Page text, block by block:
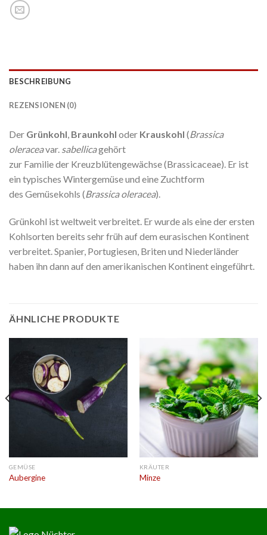
BESCHREIBUNG
REZENSIONEN (0)
Der Grünkohl, Braunkohl oder Krauskohl (Brassica
oleraceavar. sabellicagehört
zur Familie der Kreuzblütengewächse (Brassicaceae). Er ist
ein typisches Wintergemüse und eine Zuchtform
des Gemüsekohls (Brassica oleracea).
Grünkohl ist weltweit verbreitet. Er wurde als eine der ersten
Kohlsorten bereits sehr früh auf dem eurasischen Kontinent
verbreitet. Spanier, Portugiesen, Briten und Niederländer
haben ihn dann auf den amerikanischen Kontinent eingeführt.
ÄHNLICHE PRODUKTE
GEMÜSE
Aubergine
KRÄUTER
Minze